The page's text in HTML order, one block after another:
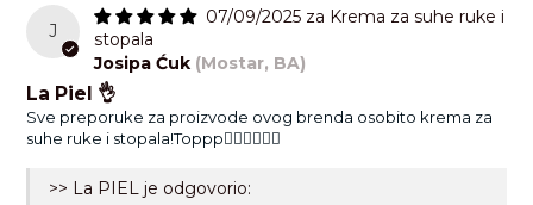
J
07/09/2025
Krema za suhe ruke i
stopala
Josipa Ćuk (Mostar, BA)
La Piel 👌
Sve preporuke za proizvode ovog brenda osobito krema za
suhe ruke i stopala!Toppp👆🏻👆🏻👆🏻
>> La PIEL je odgovorio: